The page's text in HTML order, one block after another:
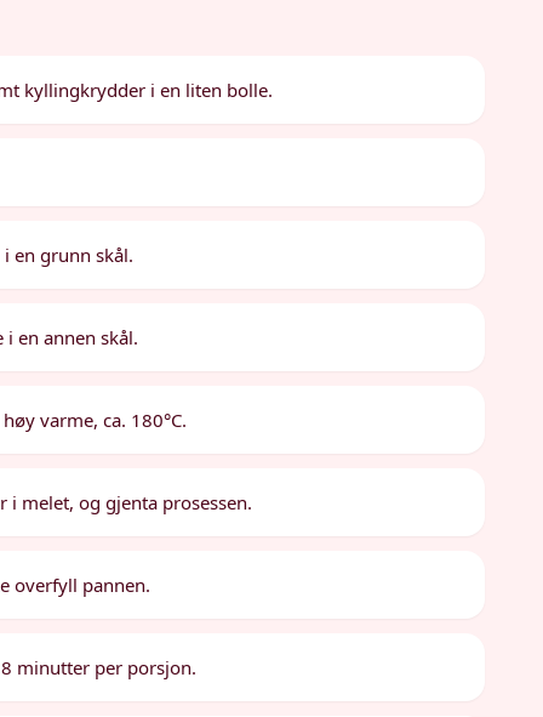
kyllingkrydder i en liten bolle.
en grunn skål.
en annen skål.
varme, ca. 180°C.
melet, og gjenta prosessen.
overfyll pannen.
minutter per porsjon.